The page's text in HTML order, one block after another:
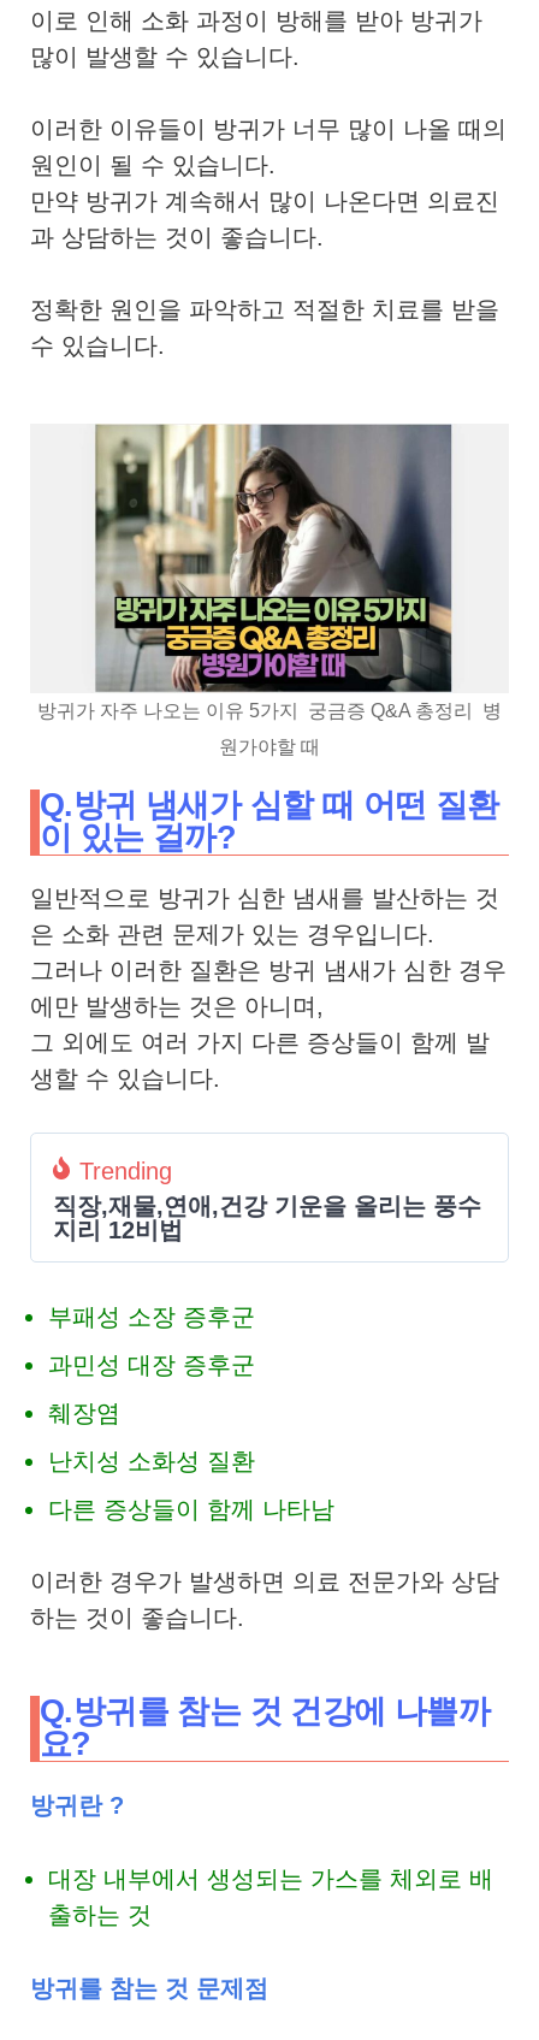
이로 인해 소화 과정이 방해를 받아 방귀가
많이 발생할 수 있습니다.
이러한 이유들이 방귀가 너무 많이 나올 때의
원인이 될 수 있습니다.
만약 방귀가 계속해서 많이 나온다면 의료진
과 상담하는 것이 좋습니다.
정확한 원인을 파악하고 적절한 치료를 받을
수 있습니다.
방귀가 자주 나오는 이유 5가지 궁금증 Q&A 총정리 병
원가야할 때
Q.방귀 냄새가 심할 때 어떤 질환
이 있는 걸까?
일반적으로 방귀가 심한 냄새를 발산하는 것
은 소화 관련 문제가 있는 경우입니다.
그러나 이러한 질환은 방귀 냄새가 심한 경우
에만 발생하는 것은 아니며,
그 외에도 여러 가지 다른 증상들이 함께 발
생할 수 있습니다.
Trending
직장,재물,연애,건강 기운을 올리는 풍수
지리 12비법
부패성 소장 증후군
과민성 대장 증후군
췌장염
난치성 소화성 질환
다른 증상들이 함께 나타남
이러한 경우가 발생하면 의료 전문가와 상담
하는 것이 좋습니다.
Q.방귀를 참는 것 건강에 나쁠까
요?
방귀란 ?
대장 내부에서 생성되는 가스를 체외로 배
출하는 것
방귀를 참는 것 문제점